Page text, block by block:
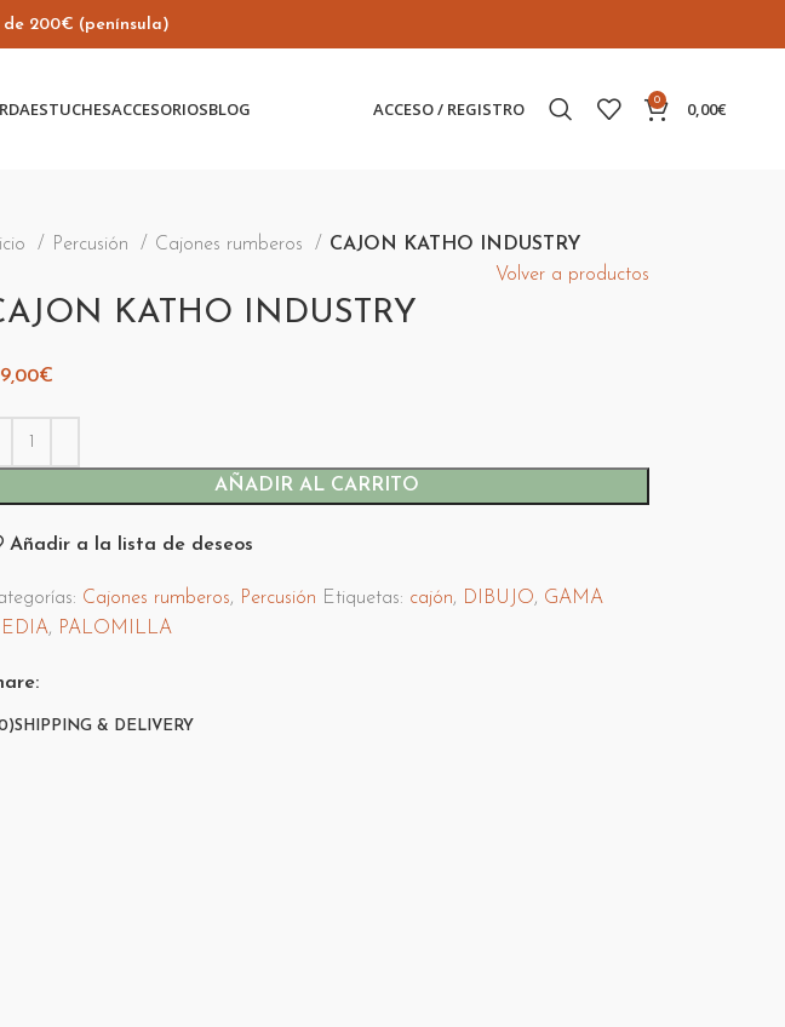
200€ (península)
ESTUCHESACCESORIOSBLOG ACCESO / REGISTRO 0 0,00€
Percusión Cajones rumberos
CAJON KATHO INDUSTRY
Volver a productos
KATHO INDUSTRY
€
AÑADIR AL CARRITO
Añadir a la lista de deseos
Cajones rumberos, Percusión Etiquetas: cajón, DIBUJO, GAMA
, PALOMILLA
SHIPPING & DELIVERY